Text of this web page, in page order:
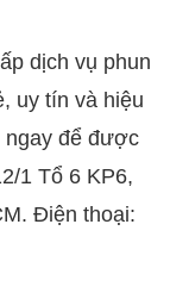
dịch vụ phun
uy tín và hiệu
ngay để được
1 Tổ 6 KP6,
Điện thoại: